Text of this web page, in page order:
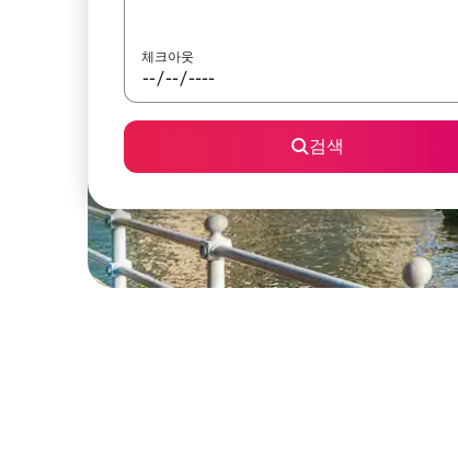
체크아웃
검색